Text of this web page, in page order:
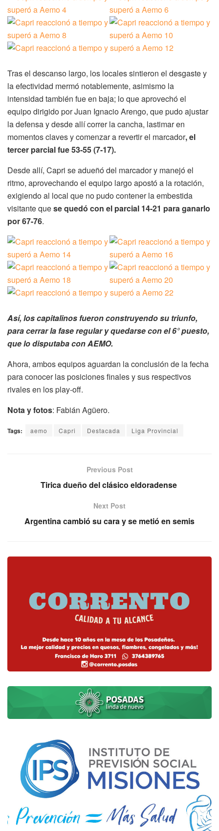
Tras el descanso largo, los locales sintieron el desgaste y
la efectividad mermó notablemente, asimismo la
intensidad también fue en baja; lo que aprovechó el
equipo dirigido por Juan Ignacio Arengo, que pudo ajustar
la defensa y desde allí correr la cancha, lastimar en
momentos claves y comenzar a revertir el marcador, el
tercer parcial fue 53-55 (7-17).
Desde allí, Capri se adueñó del marcador y manejó el
ritmo, aprovechando el equipo largo apostó a la rotación,
exigiendo al local que no pudo contener la embestida
visitante quese quedó con el parcial 14-21 para ganarlo
por 67-76.
Así, los capitalinos fueron construyendo su triunfo,
para cerrar la fase regular y quedarse con el 6° puesto,
que lo disputaba con AEMO.
Ahora, ambos equipos aguardan la conclusión de la fecha
para conocer las posiciones finales y sus respectivos
rivales en los play-off.
Nota y fotos: Fabián Agüero.
Tags: aemo Capri Destacada Liga Provincial
Previous Post
Tirica dueño del clásico eldoradense
Next Post
Argentina cambió su cara y se metió en semis